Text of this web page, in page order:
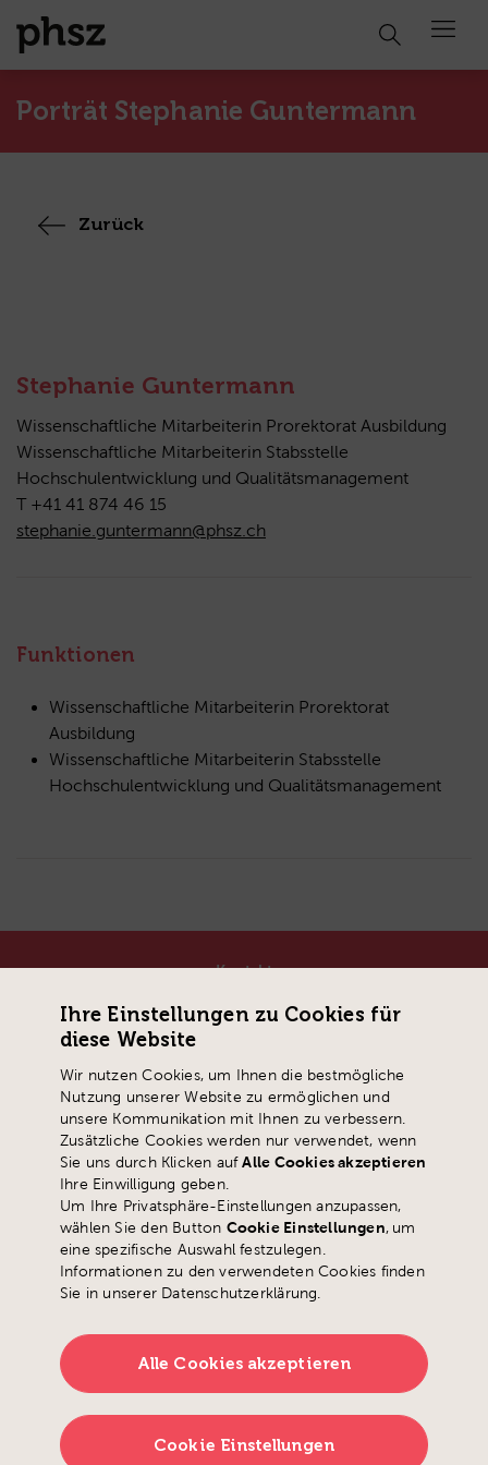
Porträt Stephanie Guntermann
Zurück
Stephanie Guntermann
Wissenschaftliche Mitarbeiterin Prorektorat Ausbildung
Wissenschaftliche Mitarbeiterin Stabsstelle
Hochschulentwicklung und Qualitätsmanagement
T +41 41 874 46 15
stephanie.guntermann@phsz.ch
Funktionen
Wissenschaftliche Mitarbeiterin Prorektorat
Ausbildung
Wissenschaftliche Mitarbeiterin Stabsstelle
Hochschulentwicklung und Qualitätsmanagement
Kontakt
Zaystrasse 42
CH-6410 Goldau
T+41 41 859 05 90
info@phsz.ch
Ihre Einstellungen zu Cookies für
diese Website
Wir nutzen Cookies, um Ihnen die bestmögliche
Nutzung unserer Website zu ermöglichen und
unsere Kommunikation mit Ihnen zu verbessern.
Zusätzliche Cookies werden nur verwendet, wenn
Sie uns durch Klicken aufAlle Cookies akzeptieren
Ihre Einwilligung geben.
Um Ihre Privatsphäre-Einstellungen anzupassen,
wählen Sie den Button Cookie Einstellungen, um
eine spezifische Auswahl festzulegen.
Informationen zu den verwendeten Cookies finden
Sie in unserer Datenschutzerklärung.
Alle Cookies akzeptieren
Cookie Einstellungen